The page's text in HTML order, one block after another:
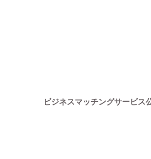
ビジネスマッチングサービス